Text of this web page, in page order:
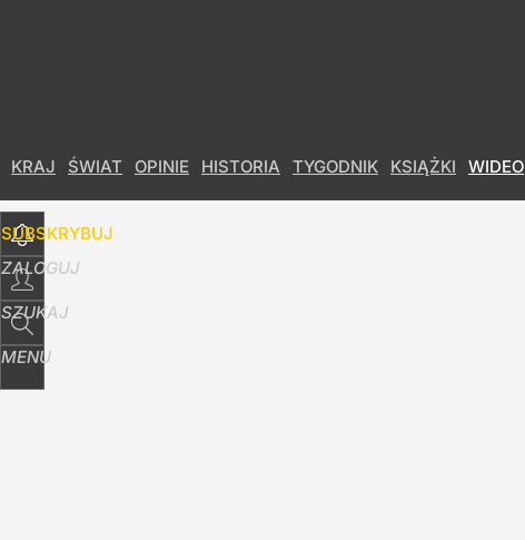
KRAJ ŚWIAT OPINIE HISTORIA TYGODNIK KSIĄŻKI WIDEO
SUBSKRYBUJ
ZALOGUJ
SZUKAJ
MENU